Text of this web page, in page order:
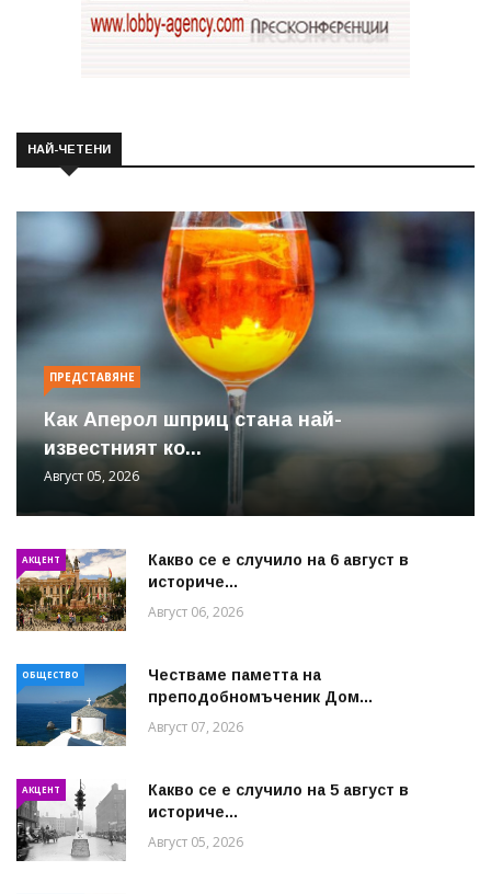
НАЙ-ЧЕТЕНИ
ПРЕДСТАВЯНЕ
Как Аперол шприц стана най-
известният ко...
Август 05, 2026
АКЦЕНТ
Какво се е случило на 6 август в
историче...
Август 06, 2026
ОБЩЕСТВО
Честваме паметта на
преподобномъченик Дом...
Август 07, 2026
АКЦЕНТ
Какво се е случило на 5 август в
историче...
Август 05, 2026